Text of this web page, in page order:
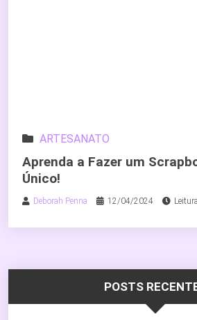
ARTESANATO
Aprenda a Fazer um
Único!
Deborah Penna 12/04/2024
POSTS